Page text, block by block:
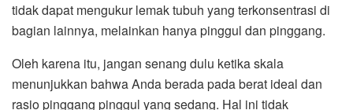
tidak dapat mengukur lemak tubuh yang terkonsentrasi di
bagian lainnya, melainkan hanya pinggul dan pinggang.
Oleh karena itu, jangan senang dulu ketika skala
menunjukkan bahwa Anda berada pada berat ideal dan
rasio pinggang pinggul yang sedang. Hal ini tidak